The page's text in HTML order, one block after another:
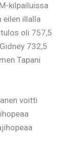
kilpailuissa
eilen illalla
oli 757,5
732,5
Tapani
voitti